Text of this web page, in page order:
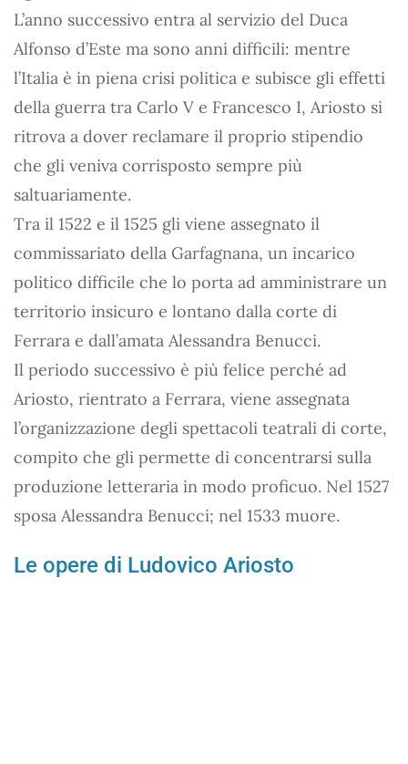
L’anno successivo entra al servizio del Duca
Alfonso d’Este ma sono anni difficili: mentre
l’Italia è in piena crisi politica e subisce gli effetti
della guerra tra Carlo V e Francesco I, Ariosto si
ritrova a dover reclamare il proprio stipendio
che gli veniva corrisposto sempre più
saltuariamente.
Tra il 1522 e il 1525 gli viene assegnato il
commissariato della Garfagnana, un incarico
politico difficile che lo porta ad amministrare un
territorio insicuro e lontano dalla corte di
Ferrara e dall’amata Alessandra Benucci.
Il periodo successivo è più felice perché ad
Ariosto, rientrato a Ferrara, viene assegnata
l’organizzazione degli spettacoli teatrali di corte,
compito che gli permette di concentrarsi sulla
produzione letteraria in modo proficuo. Nel 1527
sposa Alessandra Benucci; nel 1533 muore.
Le opere di Ludovico Ariosto